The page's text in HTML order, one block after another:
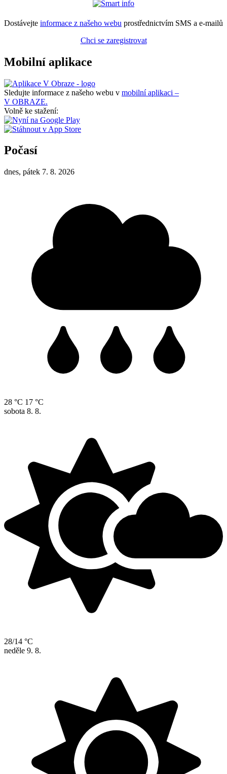
Dostávejte informace z našeho webu prostřednictvím SMS a e-mailů
Chci se zaregistrovat
Mobilní aplikace
Sledujte informace z našeho webu v mobilní aplikaci –
V OBRAZE.
Volně ke stažení:
Počasí
dnes, pátek 7. 8. 2026
28 °C 17 °C
sobota 8. 8.
28/14 °C
neděle 9. 8.